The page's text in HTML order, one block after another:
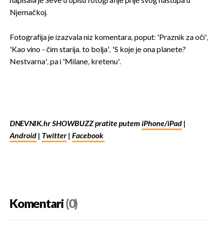
Njemačkoj.
Fotografija je izazvala niz komentara, poput: 'Praznik za oči',
'Kao vino - čim starija, to bolja', 'S koje je ona planete?
Nestvarna', pa i 'Milane, kretenu'.
DNEVNIK.hr SHOWBUZZ pratite putem iPhone/iPad |
Android | Twitter | Facebook
Komentari(0)